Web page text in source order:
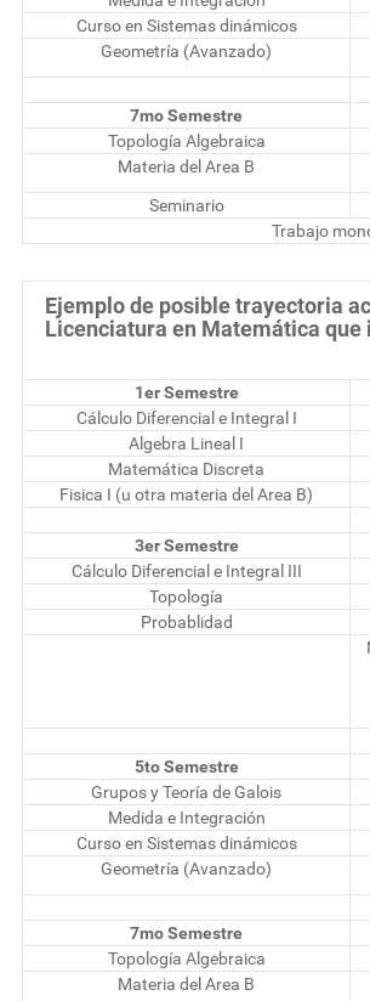
Curso en Sistemas dinámicos
Geometría (Avanzado)
7mo Semestre
Topología Algebraica
Materia del Area B
Seminario
Trabajo
Ejemplo de posible trayectoria
Licenciatura en Matemática
1er Semestre
Cálculo Diferencial e Integral I
Algebra Lineal I
Matemática Discreta
Fisica I (u otra materia del Area B)
3er Semestre
Cálculo Diferencial e Integral III
Topología
Probablidad
5to Semestre
Grupos y Teoría de Galois
Medida e Integración
Curso en Sistemas dinámicos
Geometría (Avanzado)
7mo Semestre
Topología Algebraica
Materia del Area B